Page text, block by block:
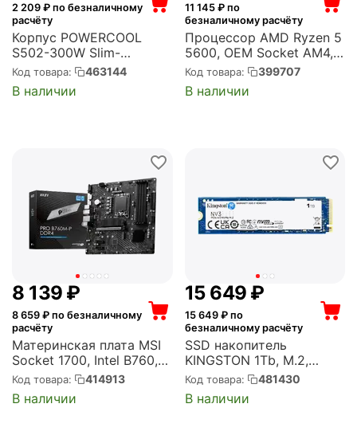
2 209 ₽ по безналичному
расчёту
Корпус POWERCOOL
S502-300W Slim-
Desktop, 300 Вт, 2xUSB
2.0, 2xUSB 3.0, чёрный
(S502-230W)
Код товара: 463144
В наличии
11 145₽ по
безналичному расчёту
Процессор AMD Ryzen 5
5600, OEM Socket AM4,
6-ядерный, 3.5GHz,
Turbo: 4.4GHz, Vermeer,
65 Вт (100-000000927)
Код товара: 399707
В наличии
8 139 ₽
8 659 ₽ по безналичному
расчёту
Материнская плата MSI
Socket 1700, Intel B760,
4xDDR4, PCI-E 4.0,
2xM.2, VGA, HDMI,
DisplayPort, PS/2, mATX
Код товара: 414913
В наличии
15 649 ₽
15 649₽ по
безналичному расчёту
SSD накопитель
KINGSTON 1Tb, M.2,
2280, NV3 внутренний,
PCI-E 4.0 x4, NVMe, TLC
(SNV3S/1000G)
Код товара: 481430
В наличии